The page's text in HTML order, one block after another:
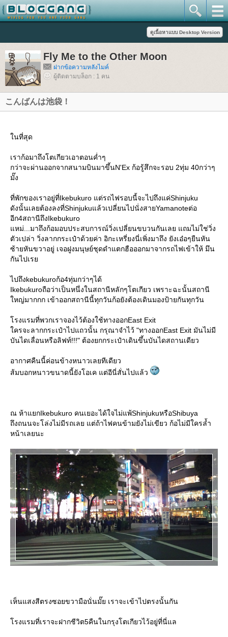
Fly Me to the Other Moon
ฝากข้อความหลังไมค์
ผู้ติดตามบล็อก : 1 คน
こんばんは池袋！
นที่สุด
เราก้อมาถึงโตเกียวเอาตอนค่ำๆ
กว่าจะผ่านออกจากสนามบินมาขึ้นN'Ex ก้อรู้สึกจะรอบ 2ทุ่ม 40กว่าๆ
มั๊ง
ที่พักของเราอยู่ที่Ikebukuro แต่รถไฟรอบนี้จะไปถึงแค่Shinjuku
ดังนั้นเลยต้องลงที่Shinjukuแล้วเปลี่ยนไปนั่งสายYamanoteต่อ
อีก4สถานีถึงIkebukuro
หม่...มาถึงก้อมอบประสบการณ์วิ่งเปลี่ยนขบวนกันเลย แถมไม่ใช่วิ่ง
ตัวเปล่า วิ่งลากกระเป๋าด้วยค่า อิกะเหรี่ยงนี่เพิ่งมาถึง ยังเอ๋อๆยืนหัน
ซ้ายหันขวาอยู่ เจอฝูงมนุษย์ชุดดำแตกฮือออกมาจากรถไฟเข้าให้ มึน
กันไปเร
ไปถึงkebukuroก้อ4ทุ่มกว่าๆได้
Ikebukuroถือว่าเป็นหนึ่งในสถานีหลักๆโตเกียว เพราะฉะนั้นสถานี
หญ่มากกก เข้าออกสถานีนี้ทุกวันก้อยังต้องเดินมองป้ายกันทุกวัน
รงแรมที่พวกเราจองไว้ต้องใช้ทางออกEast Exit
ครจะลากกระเป๋าไปแถวนั้น กรุณาจำไว้ "ทางออกEast Exit มันไม่มี
บันไดเลื่อนหรือลิฟท์!!!" ต้องยกกระเป๋าเดินขึ้นบันไดสถานเดียว
อากาศคืนนี้ค่อนข้างหนาวเลยทีเดียว
ส้มบอกหนาวขนาดนี้ยังโอเค แต่อีนี่สั่นไปแล้ว
ณ ห้าแยกIkebukuro คนเยอะได้ใจไม่แพ้ShinjukuหรือShibuya
ถึงถนนจะโล่งไม่มีรถเลย แต่ถ้าไฟคนข้ามยังไม่เขียว ก้อไม่มีใครล้ำ
หน้าเลยนะ
เห็นแสงสีตรงซอยขวามือนั่นมั๊ย เราจะเข้าไปตรงนั้นกัน
รงแรมที่เราจะฝากชีวิต5คืนในกรุงโตเกียวไว้อยู่ที่นี่แล